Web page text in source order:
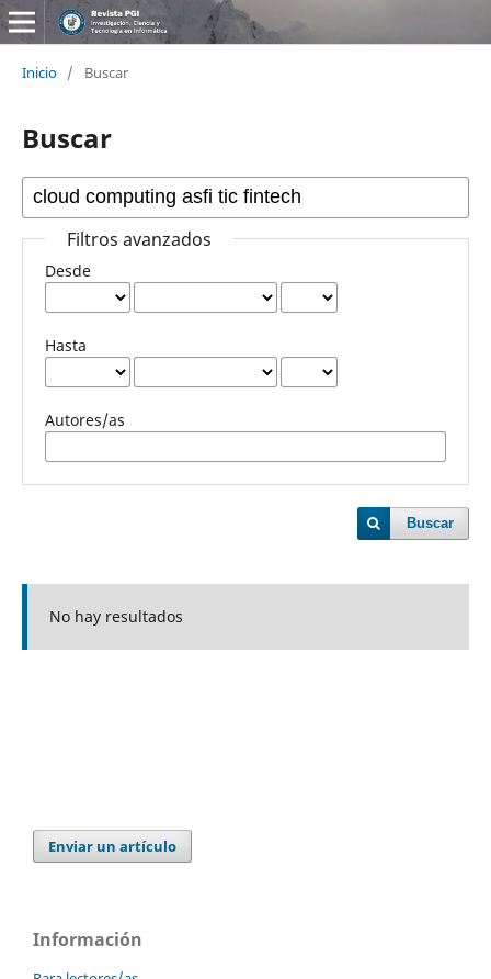
Inicio / Buscar
Buscar
Filtros avanzados
Desde
Hasta
Autores/as
Buscar
No hay resultados
Enviar un artículo
Información